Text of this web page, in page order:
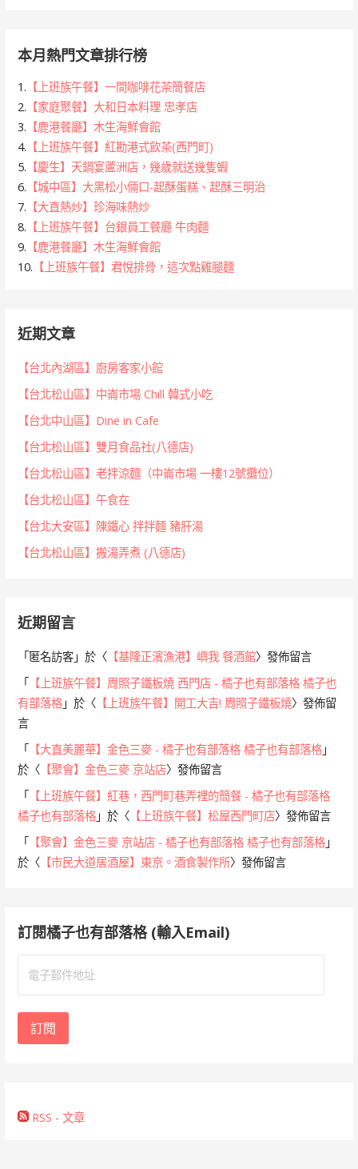
本月熱門文章排行榜
1. 【上班族午餐】一間咖啡花茶簡餐店
2. 【家庭聚餐】大和日本料理 忠孝店
3. 【鹿港餐廳】木生海鮮會館
4. 【上班族午餐】紅勘港式飲茶(西門町)
5. 【慶生】天鍋宴蘆洲店，幾歲就送幾隻蝦
6. 【城中區】大黑松小倆口-起酥蛋糕、起酥三明治
7. 【大直熱炒】珍海味熱炒
8. 【上班族午餐】台銀員工餐廳 牛肉麵
9. 【鹿港餐廳】木生海鮮會館
10. 【上班族午餐】君悅排骨，這次點雞腿麵
近期文章
【台北內湖區】廚房客家小館
【台北松山區】中崙市場 Chill 韓式小吃
【台北中山區】Dine in Cafe
【台北松山區】雙月食品社(八德店)
【台北松山區】老拌涼麵（中崙市場 一樓12號攤位）
【台北松山區】午食在
【台北大安區】陳鐵心 拌拌麵 豬肝湯
【台北松山區】搬湯弄煮 (八德店)
近期留言
「匿名訪客 」於〈 【基隆正濱漁港】嶼我 餐酒館〉發佈留言
「 【上班族午餐】周照子鐵板燒 西門店 - 橘子也有部落格 橘子也
有部落格 」於〈 【上班族午餐】開工大吉! 周照子鐵板燒〉發佈留
言
「 【大直美麗華】金色三麥 - 橘子也有部落格 橘子也有部落格 」
於〈 【聚會】金色三麥 京站店〉發佈留言
「 【上班族午餐】紅巷，西門町巷弄裡的簡餐 - 橘子也有部落格
橘子也有部落格 」於〈 【上班族午餐】松屋西門町店〉發佈留言
「 【聚會】金色三麥 京站店 - 橘子也有部落格 橘子也有部落格 」
於〈 【市民大道居酒屋】東京。酒食製作所〉發佈留言
訂閱橘子也有部落格 (輸入Email)
地
訂閱
RSS - 文章